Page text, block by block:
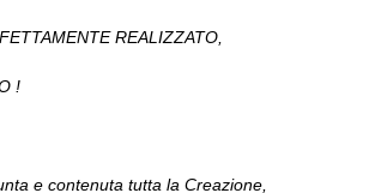
REALIZZATO,
!
e contenuta tutta la Creazione,